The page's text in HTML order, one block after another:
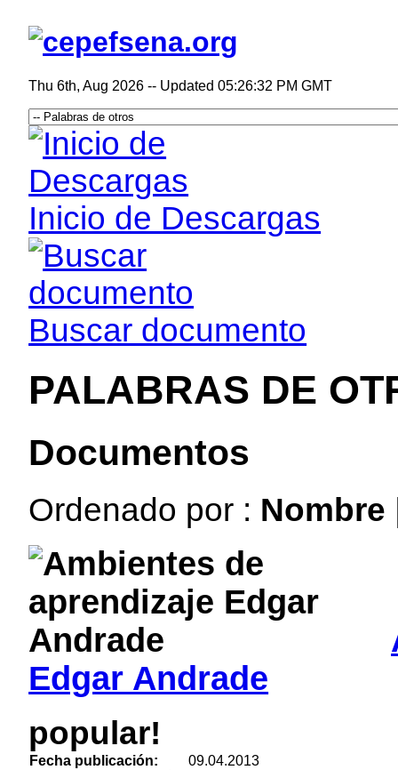
Thu 6th, Aug 2026 -- Updated 05:26:32 PM GMT
Inicio de Descargas
Buscar documento
PALABRAS DE
Documentos
Ordenado por : Nombre
Edgar Andrade
popular!
Fecha publicación:
09.04.2013